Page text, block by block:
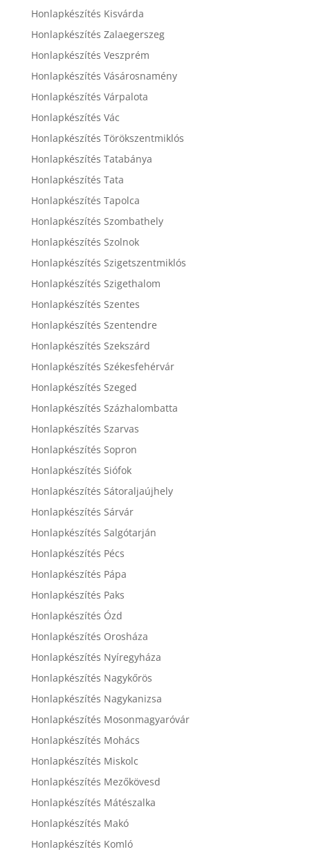
Honlapkészítés Kisvárda
Honlapkészítés Zalaegerszeg
Honlapkészítés Veszprém
Honlapkészítés Vásárosnamény
Honlapkészítés Várpalota
Honlapkészítés Vác
Honlapkészítés Törökszentmiklós
Honlapkészítés Tatabánya
Honlapkészítés Tata
Honlapkészítés Tapolca
Honlapkészítés Szombathely
Honlapkészítés Szolnok
Honlapkészítés Szigetszentmiklós
Honlapkészítés Szigethalom
Honlapkészítés Szentes
Honlapkészítés Szentendre
Honlapkészítés Szekszárd
Honlapkészítés Székesfehérvár
Honlapkészítés Szeged
Honlapkészítés Százhalombatta
Honlapkészítés Szarvas
Honlapkészítés Sopron
Honlapkészítés Siófok
Honlapkészítés Sátoraljaújhely
Honlapkészítés Sárvár
Honlapkészítés Salgótarján
Honlapkészítés Pécs
Honlapkészítés Pápa
Honlapkészítés Paks
Honlapkészítés Ózd
Honlapkészítés Orosháza
Honlapkészítés Nyíregyháza
Honlapkészítés Nagykőrös
Honlapkészítés Nagykanizsa
Honlapkészítés Mosonmagyaróvár
Honlapkészítés Mohács
Honlapkészítés Miskolc
Honlapkészítés Mezőkövesd
Honlapkészítés Mátészalka
Honlapkészítés Makó
Honlapkészítés Komló